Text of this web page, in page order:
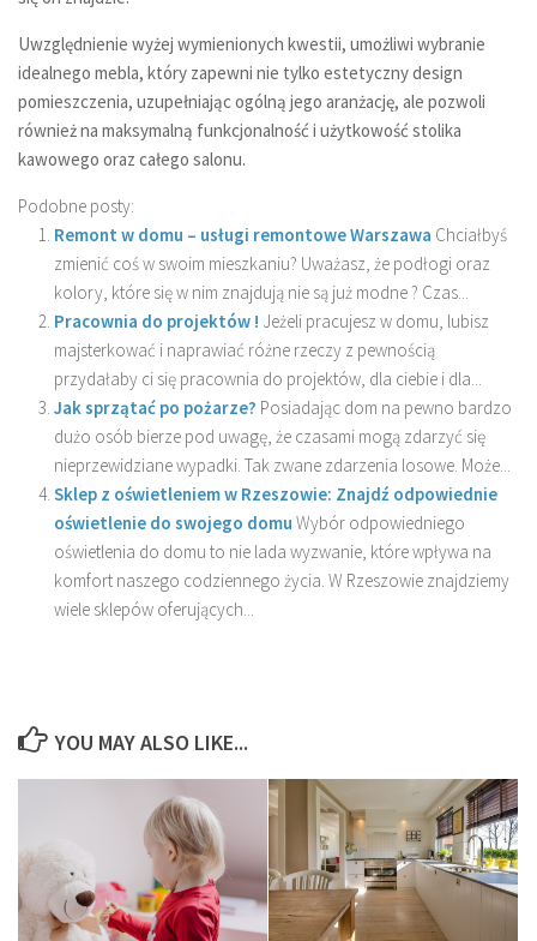
Uwzględnienie wyżej wymienionych kwestii, umożliwi wybranie
idealnego mebla, który zapewni nie tylko estetyczny design
pomieszczenia, uzupełniając ogólną jego aranżację, ale pozwoli
również na maksymalną funkcjonalność i użytkowość stolika
kawowego oraz całego salonu.
Podobne posty:
Remont w domu – usługi remontowe Warszawa Chciałbyś
zmienić coś w swoim mieszkaniu? Uważasz, że podłogi oraz
kolory, które się w nim znajdują nie są już modne ? Czas...
Pracownia do projektów ! Jeżeli pracujesz w domu, lubisz
majsterkować i naprawiać różne rzeczy z pewnością
przydałaby ci się pracownia do projektów, dla ciebie i dla...
Jak sprzątać po pożarze? Posiadając dom na pewno bardzo
dużo osób bierze pod uwagę, że czasami mogą zdarzyć się
nieprzewidziane wypadki. Tak zwane zdarzenia losowe. Może...
Sklep z oświetleniem w Rzeszowie: Znajdź odpowiednie
oświetlenie do swojego domu Wybór odpowiedniego
oświetlenia do domu to nie lada wyzwanie, które wpływa na
komfort naszego codziennego życia. W Rzeszowie znajdziemy
wiele sklepów oferujących...
YOU MAY ALSO LIKE...